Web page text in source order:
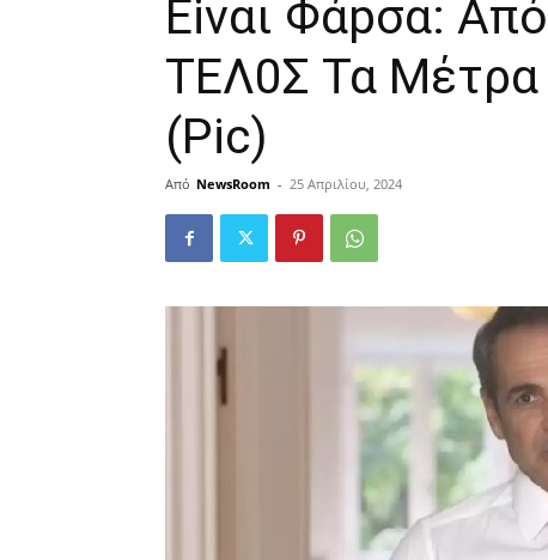
Εiναι Φάpσα:
ΤΕΛ0Σ Τα Mέτρα
(Ρic)
Από NewsRoom - 25 Απριλίου, 2024